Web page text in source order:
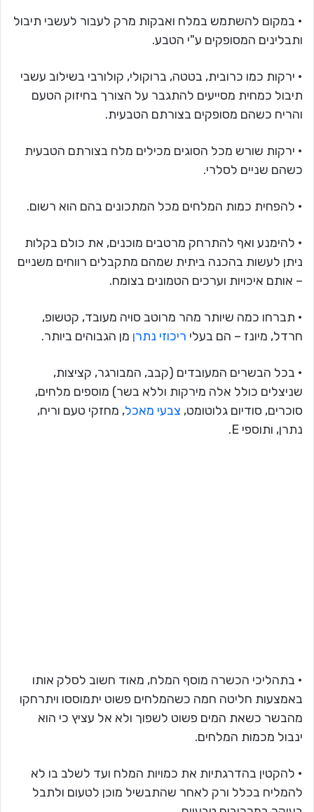
• במקום להשתמש במלח ואבקות מרק לעבור לעשבי תיבול
ותבלינים המסופקים ע"י הטבע.
• ירקות כמו כרובית, בטטה, ברוקולי, קולורבי בשילוב עשבי
תיבול כמחית מסייעים להתגבר על הצורך בחיזוק הטעם
והריח כשהם מסופקים בצורתם הטבעית.
• ירקות שורש מכל הסוגים מכילים מלח בצורתם הטבעית
כשהם שניים לסלרי.
• להפחית כמות המלחים מכל המתכונים בהם הוא רשום.
• להימנע ואף להתרחק מרטבים מוכנים, את כולם בקלות
ניתן לעשות בהכנה ביתית שמהם מתקבלים רווחים משניים
– אותם איכויות וערכים הטמונים בצומח.
• תברחו כמה שיותר מהר מרוטב סויה מעובד, קטשופ,
חרדל, מיונז – הם בעלי ריכוזי נתרן מן הגבוהים ביותר.
• בכל הבשרים המעובדים (קבב, המבורגר, קציצות,
שניצלים כולל אלה מירקות וללא בשר) מוספים מלחים,
סוכרים, סודיום גלוטומט, צבעי מאכל, מחזקי טעם וריח,
נתרן, ותוספי E.
• בתהליכי הכשרה מוסף המלח, מאוד חשוב לסלק אותו
באמצעות חליטה חמה כשהמלחים פשוט יתמוססו ויתרחקו
מהבשר כשאת המים פשוט לשפוך ולא אל עציץ כי הוא
ינבול מכמות המלחים.
• להקטין בהדרגתיות את כמויות המלח ועד לשלב בו לא
להמליח בכלל ורק לאחר שהתבשיל מוכן לטעום ולתבל